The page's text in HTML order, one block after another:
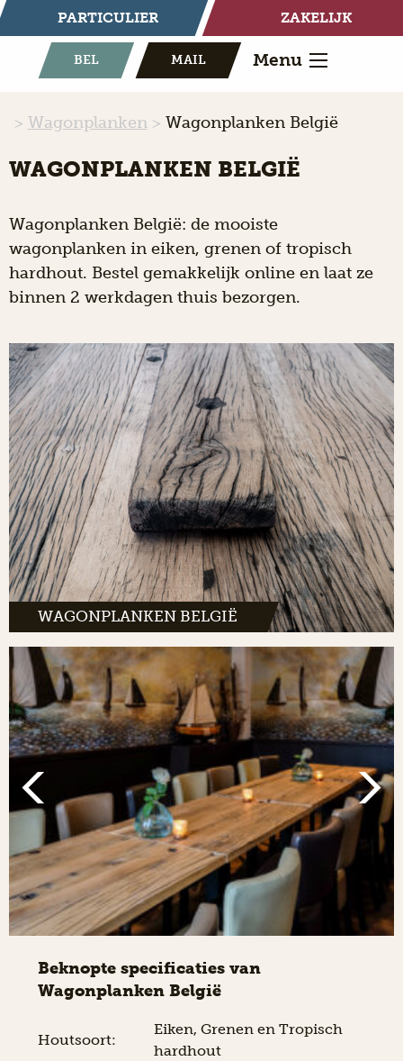
PARTICULIER ZAKELIJK
BEL MAIL Menu
Wagonplanken Wagonplanken België
WAGONPLANKEN BELGIË
Wagonplanken België: de mooiste
wagonplanken in eiken, grenen of tropisch
hardhout. Bestel gemakkelijk online en laat ze
binnen 2 werkdagen thuis bezorgen.
WAGONPLANKEN BELGIË
Beknopte specificaties van
Wagonplanken België
Houtsoort:
Eiken, Grenen en Tropisch
hardhout